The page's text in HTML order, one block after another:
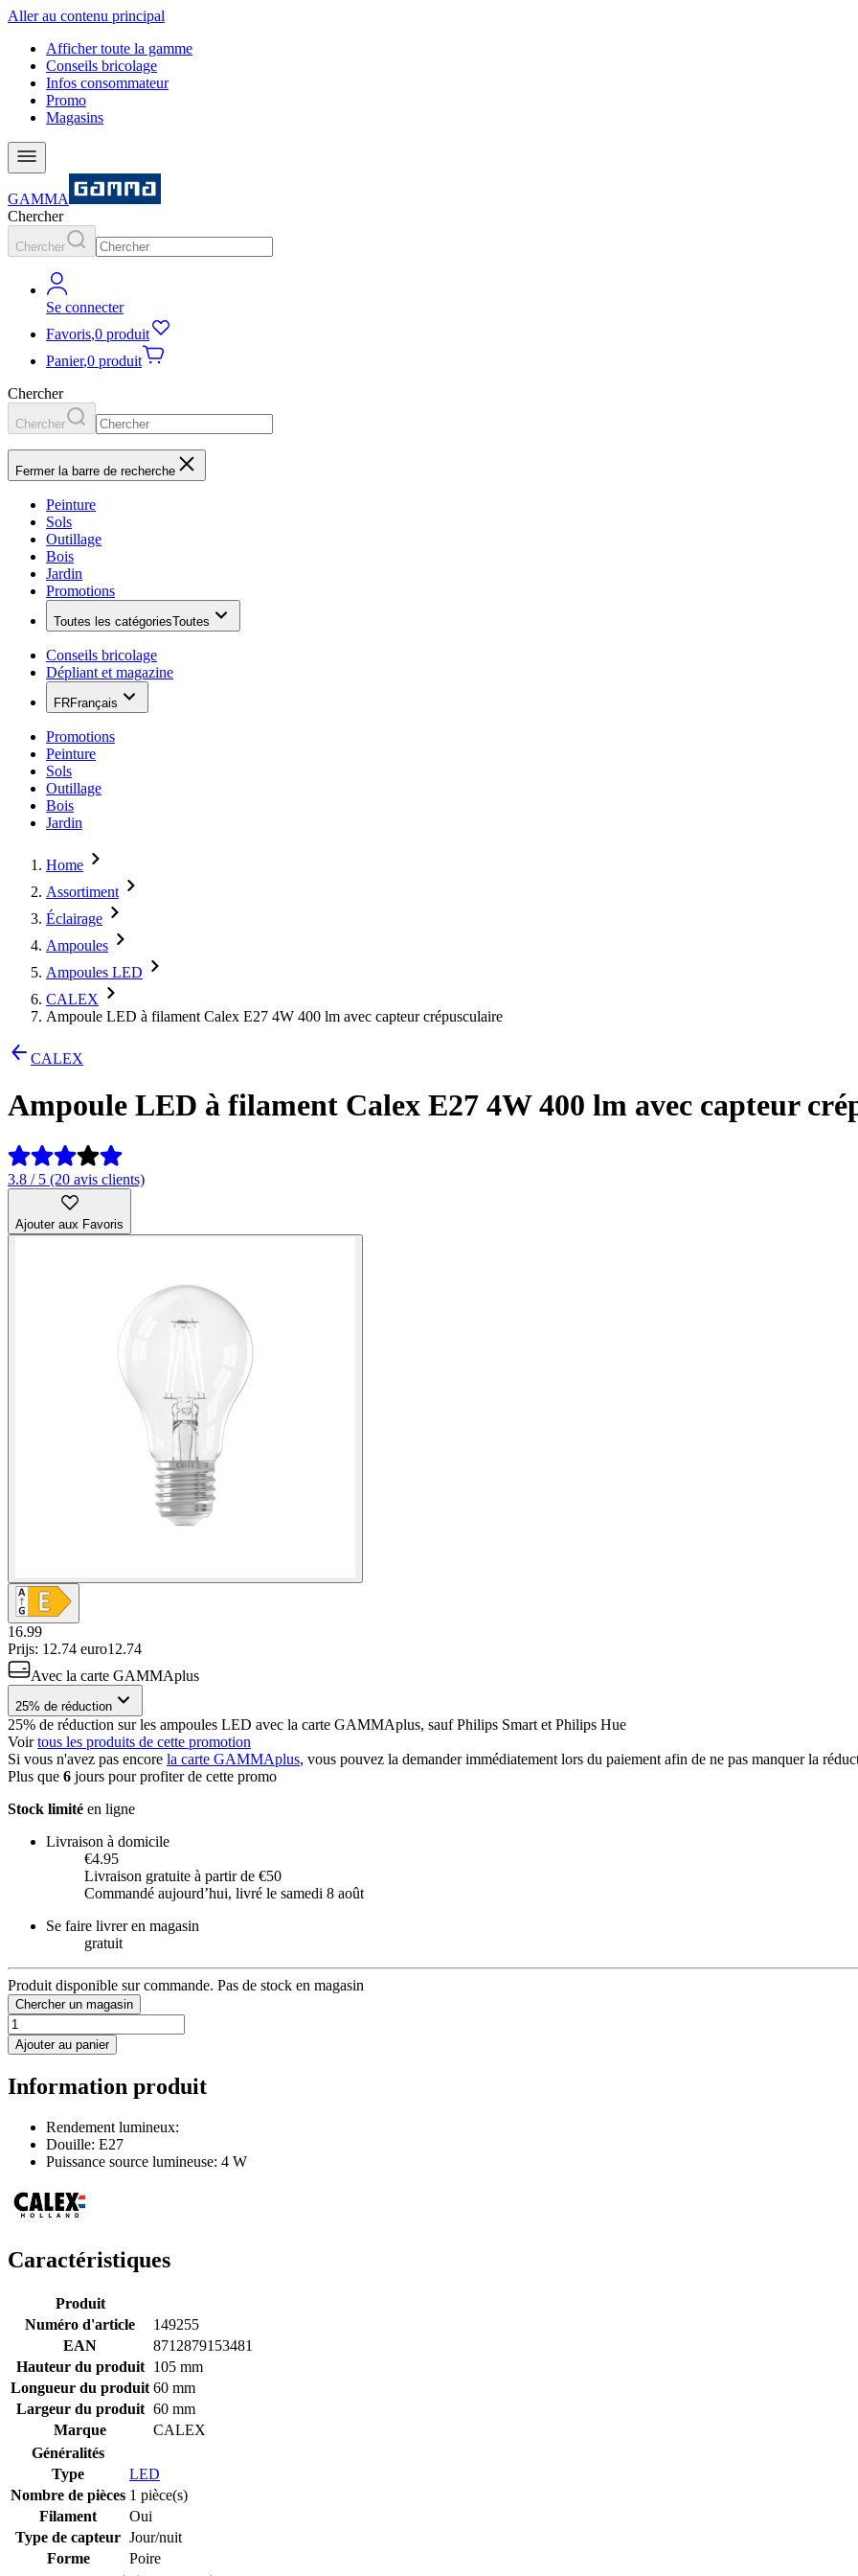
Aller au contenu principal
Afficher toute la gamme
Conseils bricolage
Infos consommateur
Promo
Magasins
GAMMA
Chercher
Chercher
Se connecter
Favoris,0 produit
Panier,0 produit
Chercher
Chercher
Fermer la barre de recherche
Peinture
Sols
Outillage
Bois
Jardin
Promotions
Toutes les catégoriesToutes
Conseils bricolage
Dépliant et magazine
FRFrançais
Promotions
Peinture
Sols
Outillage
Bois
Jardin
Home
Assortiment
Éclairage
Ampoules
Ampoules LED
CALEX
Ampoule LED à filament Calex E27 4W 400 lm avec capteur crépusculaire
CALEX
Ampoule LED à filament Calex E27 4W 400 lm avec capteur
3.8 / 5 (20 avis clients)
Ajouter aux Favoris
16.99
Prijs: 12.74 euro12.74
Avec la carte GAMMAplus
25% de réduction
25% de réduction sur les ampoules LED avec la carte GAMMAplus, sauf Philips Smart et Philips Hue
Voirtous les produits de cette promotion
Si vous n'avez pas encore la carte GAMMAplus, vous pouvez la demander immédiatement lors du paiement afin de ne pas manquer la
Plus que 6 jours pour profiter de cette promo
Stock limité en ligne
Livraison à domicile
€4.95
Livraison gratuite à partir de €50
Commandé aujourdʼhui, livré le samedi 8 août
Se faire livrer en magasin
gratuit
Produit disponible sur commande. Pas de stock en magasin
Chercher un magasin
Ajouter au panier
Information produit
Rendement lumineux:
Douille: E27
Puissance source lumineuse: 4 W
Caractéristiques
Produit
Numéro d'article
149255
EAN
8712879153481
Hauteur du produit
105 mm
Longueur du produit 60 mm
Largeur du produit 60 mm
Marque
CALEX
Généralités
Type
LED
Nombre de pièces 1 pièce(s)
Filament
Oui
Type de capteur Jour/nuit
Forme
Poire